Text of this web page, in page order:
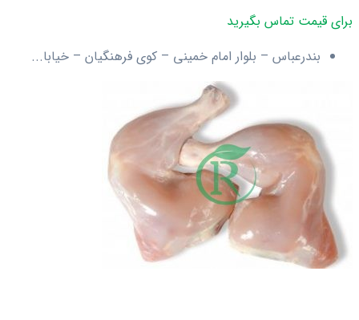
برای قیمت تماس بگیرید
بندرعباس – بلوار امام خمینی – کوی فرهنگیان – خیابا...